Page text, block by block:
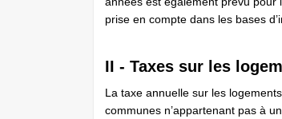
prise en compte dans les bases
II - Taxes sur les
La taxe annuelle sur les
communes n’appartenant pas à